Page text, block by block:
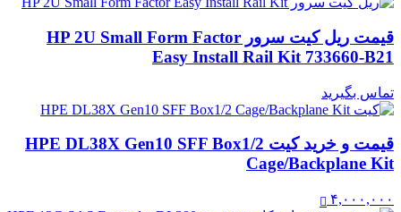
قیمت ریل کیت سرور HP 2U Small Form Factor
Easy Install Rail Kit 733660-B21
تماس بگیرید
قیمت و خرید کیت HPE DL38X Gen10 SFF Box1/2
Cage/Backplane Kit
۴,۰۰۰,۰۰۰